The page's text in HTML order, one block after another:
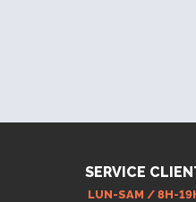
SERVICE
LUN-SAM / 8H-